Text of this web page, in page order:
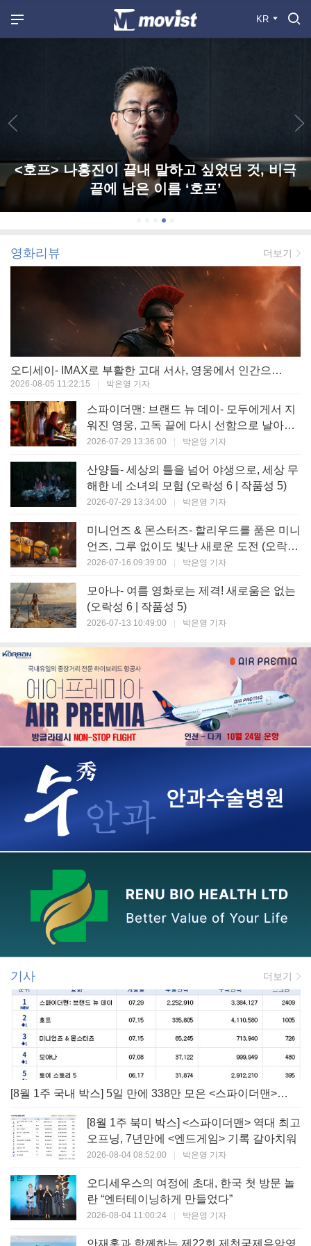
KR
<호프> 나홍진이 끝내 말하고 싶었던 것, 비극
끝에 남은 이름 ‘호프’
영화리뷰 더보기
오디세이- IMAX로 부활한 고대 서사, 영웅에서 인간으로의 귀환 (오락성 9 | 작품성 9)
2026-08-05 11:22:15 박은영 기자
스파이더맨: 브랜드 뉴 데이- 모두에게서 지
워진 영웅, 고독 끝에 다시 선함으로 날아오
르다 (오락성 8 | 작품성 8)
2026-07-29 13:36:00 박은영 기자
산양들- 세상의 틀을 넘어 야생으로, 세상 무
해한 네 소녀의 모험 (오락성 6 | 작품성 5)
2026-07-29 13:34:00 박은영 기자
미니언즈 & 몬스터즈- 할리우드를 품은 미니
언즈, 그루 없이도 빛난 새로운 도전 (오락성
7 | 작품성 6)
2026-07-16 09:39:00 박은영 기자
모아나- 여름 영화로는 제격! 새로움은 없는
(오락성 6 | 작품성 5)
2026-07-13 10:49:00 박은영 기자
기사 더보기
[8월 1주 국내 박스] 5일 만에 338만 모은 <스파이더맨> 극장가 235% 대반등, <호프>는 400만 돌파
[8월 1주 북미 박스] <스파이더맨> 역대 최고
오프닝, 7년만에 <엔드게임> 기록 갈아치워
2026-08-04 08:52:00 | 박은영 기자
오디세우스의 여정에 초대, 한국 첫 방문 놀
란 “엔터테이닝하게 만들었다”
2026-08-04 11:00:24 | 박은영 기자
안재홍과 함께하는 제22회 제천국제음악영